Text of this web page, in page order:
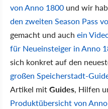
von Anno 1800 und wir
den zweiten Season Pass
gemacht und auch ein
für Neueinsteiger in Anno
sich konkret auf den
großen Speicherstadt-
Artikel mitGuides, Hilfen
Produktübersicht von